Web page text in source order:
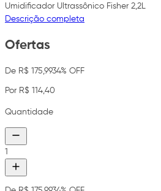
Umidificador Ultrassônico Fisher 2,2L
Descrição completa
Ofertas
De R$ 175,9934% OFF
Por R$ 114,40
Quantidade
1